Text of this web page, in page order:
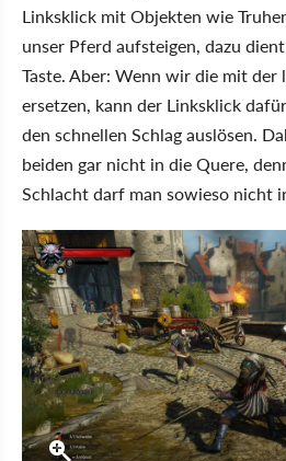
Linksklick mit Objekten wie
unser Pferd aufsteigen, dazu
Taste. Aber: Wenn wir die mit der
ersetzen, kann der Linksklick
den schnellen Schlag auslösen.
beiden gar nicht in die Quere,
Schlacht darf man sowieso nicht